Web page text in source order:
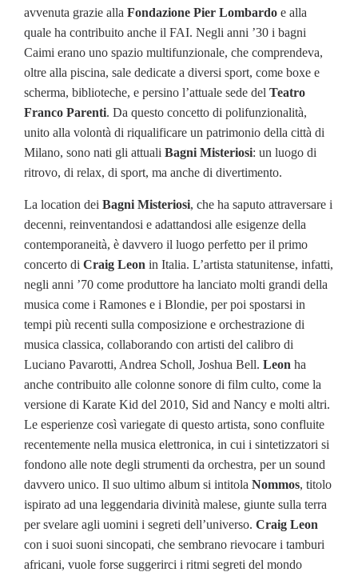
avvenuta grazie alla Fondazione Pier Lombardo e alla
quale ha contribuito anche il FAI. Negli anni ’30 i bagni
Caimi erano uno spazio multifunzionale, che comprendeva,
oltre alla piscina, sale dedicate a diversi sport, come boxe e
scherma, biblioteche, e persino l’attuale sede del Teatro
Franco Parenti. Da questo concetto di polifunzionalità,
unito alla volontà di riqualificare un patrimonio della città di
Milano, sono nati gli attuali Bagni Misteriosi: un luogo di
ritrovo, di relax, di sport, ma anche di divertimento.
La location dei Bagni Misteriosi, che ha saputo attraversare i
decenni, reinventandosi e adattandosi alle esigenze della
contemporaneità, è davvero il luogo perfetto per il primo
concerto di Craig Leon in Italia. L’artista statunitense, infatti,
negli anni ’70 come produttore ha lanciato molti grandi della
musica come i Ramones e i Blondie, per poi spostarsi in
tempi più recenti sulla composizione e orchestrazione di
musica classica, collaborando con artisti del calibro di
Luciano Pavarotti, Andrea Scholl, Joshua Bell. Leon ha
anche contribuito alle colonne sonore di film culto, come la
versione di Karate Kid del 2010, Sid and Nancy e molti altri.
Le esperienze così variegate di questo artista, sono confluite
recentemente nella musica elettronica, in cui i sintetizzatori si
fondono alle note degli strumenti da orchestra, per un sound
davvero unico. Il suo ultimo album si intitola Nommos, titolo
ispirato ad una leggendaria divinità malese, giunte sulla terra
per svelare agli uomini i segreti dell’universo. Craig Leon
con i suoi suoni sincopati, che sembrano rievocare i tamburi
africani, vuole forse suggerirci i ritmi segreti del mondo